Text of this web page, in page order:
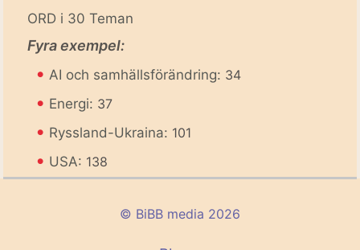
ORD i 30 Teman
Fyra exempel:
• AI och samhällsförändring: 34
• Energi: 37
• Ryssland-Ukraina: 101
• USA: 138
© BiBB media 2026